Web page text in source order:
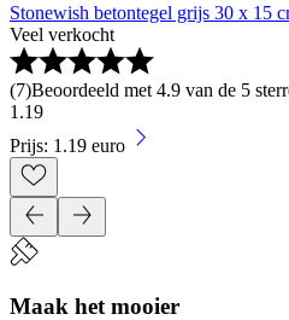
Stonewish betontegel grijs 30 x 15
Veel verkocht
(7)Beoordeeld met 4.9 van de 5
1 .19
Prijs: 1.19 euro
Maak het mooier